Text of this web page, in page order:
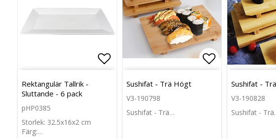
Lägg till i favoritlistan
Rektangulär Tallrik -
Sluttande - 6 pack
pHP0385
Storlek: 32.5x16x2 cm
Färg:…
Lägg till i
Sushifat - Trä Högt
V3-190798
Sushifat - Trä…
Sushifat -
V3-190828
Sushifat -